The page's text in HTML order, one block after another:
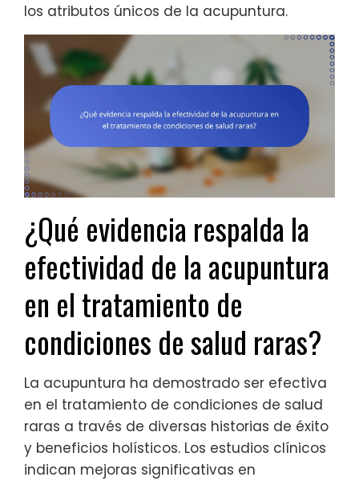
los atributos únicos de la acupuntura.
¿Qué evidencia respalda la
efectividad de la acupuntura
en el tratamiento de
condiciones de salud raras?
La acupuntura ha demostrado ser efectiva
en el tratamiento de condiciones de salud
raras a través de diversas historias de éxito
y beneficios holísticos. Los estudios clínicos
indican mejoras significativas en